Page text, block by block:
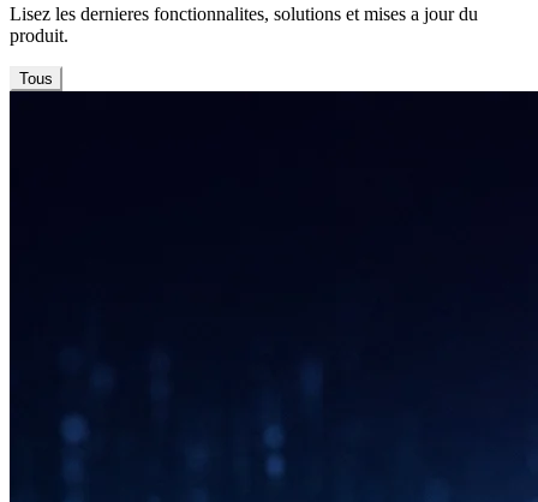
Lisez les dernieres fonctionnalites, solutions et mises a jour du
produit.
Tous